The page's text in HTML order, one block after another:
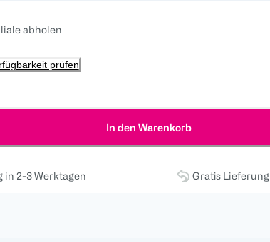
abholen
prüfen
In den Warenkorb
in 2-3 Werktagen Gratis